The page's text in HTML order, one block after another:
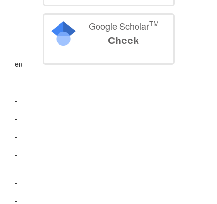
-
-
en
-
-
-
-
-
-
-
Google ScholarTM
Check